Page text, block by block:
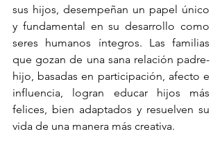
sus hijos, desempeñan un papel único
y fundamental en su desarrollo como
seres humanos íntegros. Las familias
que gozan de una sana relación padre-
hijo, basadas en participación, afecto e
influencia, logran educar hijos más
felices, bien adaptados y resuelven su
vida de una manera más creativa.